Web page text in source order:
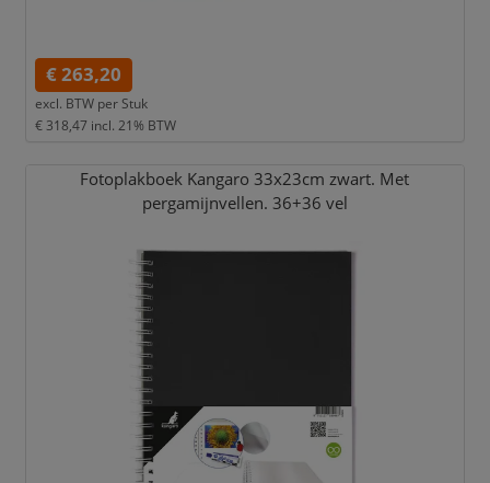
€ 263,20
excl. BTW per Stuk
€ 318,47 incl. 21% BTW
Fotoplakboek Kangaro 33x23cm zwart. Met
pergamijnvellen. 36+36 vel